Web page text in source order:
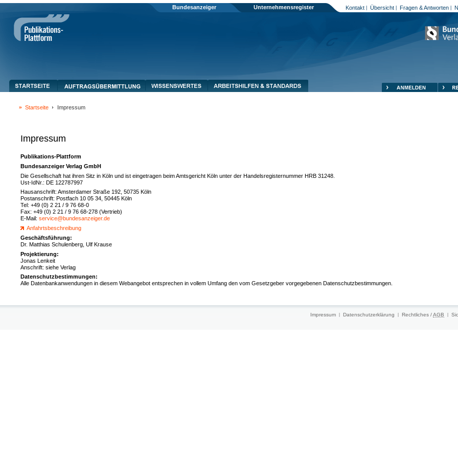
Kontakt Übersicht Fragen & Antworten
Bundesanzeiger Unternehmensregister
Startseite Impressum
Impressum
Publikations-Plattform
Bundesanzeiger Verlag GmbH
Die Gesellschaft hat ihren Sitz in Köln und ist eingetragen beim Amtsgericht Köln unter der Handelsregisternummer HRB 31248.
Ust-IdNr.: DE 122787997
Hausanschrift: Amsterdamer Straße 192, 50735 Köln
Postanschrift: Postfach 10 05 34, 50445 Köln
Tel: +49 (0) 2 21 / 9 76 68-0
Fax: +49 (0) 2 21 / 9 76 68-278 (Vertrieb)
E-Mail: service@bundesanzeiger.de
Anfahrtsbeschreibung
Geschäftsführung:
Dr. Matthias Schulenberg, Ulf Krause
Projektierung:
Jonas Lenkeit
Anschrift: siehe Verlag
Datenschutzbestimmungen:
Alle Datenbankanwendungen in diesem Webangebot entsprechen in vollem Umfang den vom Gesetzgeber vorgegebenen Datenschutzbestimmungen.
Impressum Datenschutzerklärung Rechtliches /AGB